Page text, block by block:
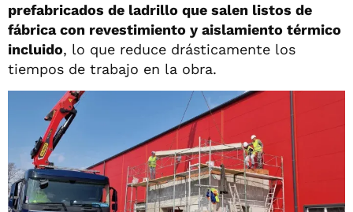
prefabricados de ladrillo que salen listos de
fábrica con revestimiento y aislamiento térmico
incluido, lo que reduce drásticamente los
tiempos de trabajo en la obra.